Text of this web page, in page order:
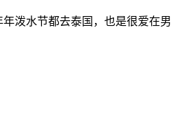
泼水节都去泰国，也是很爱在男